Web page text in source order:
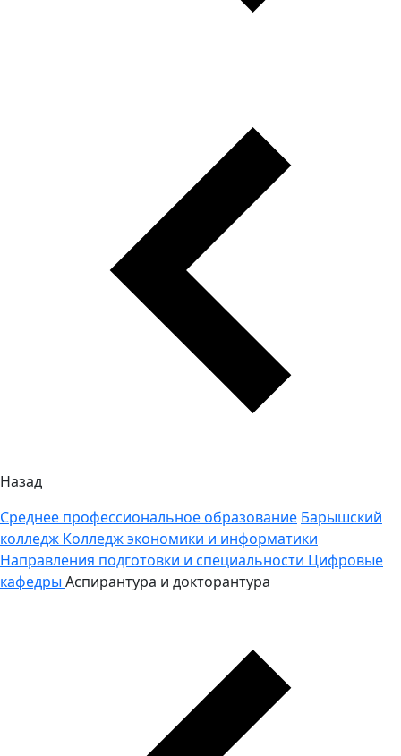
Назад
Среднее профессиональное образование Барышский
колледж Колледж экономики и информатики
Направления подготовки и специальности Цифровые
кафедры Аспирантура и докторантура